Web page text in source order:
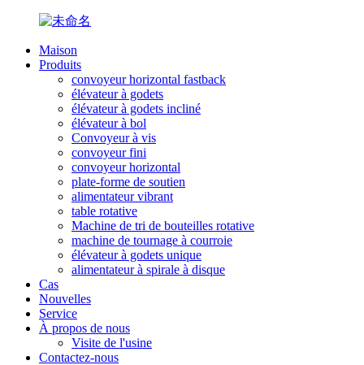
Maison
Produits
convoyeur horizontal fastback
élévateur à godets
élévateur à godets incliné
élévateur à bol
Convoyeur à vis
convoyeur fini
convoyeur horizontal
plate-forme de soutien
alimentateur vibrant
table rotative
Machine de tri de bouteilles rotative
machine de tournage à courroie
élévateur à godets unique
alimentateur à spirale à disque
Cas
Nouvelles
Service
À propos de nous
Visite de l'usine
Contactez-nous